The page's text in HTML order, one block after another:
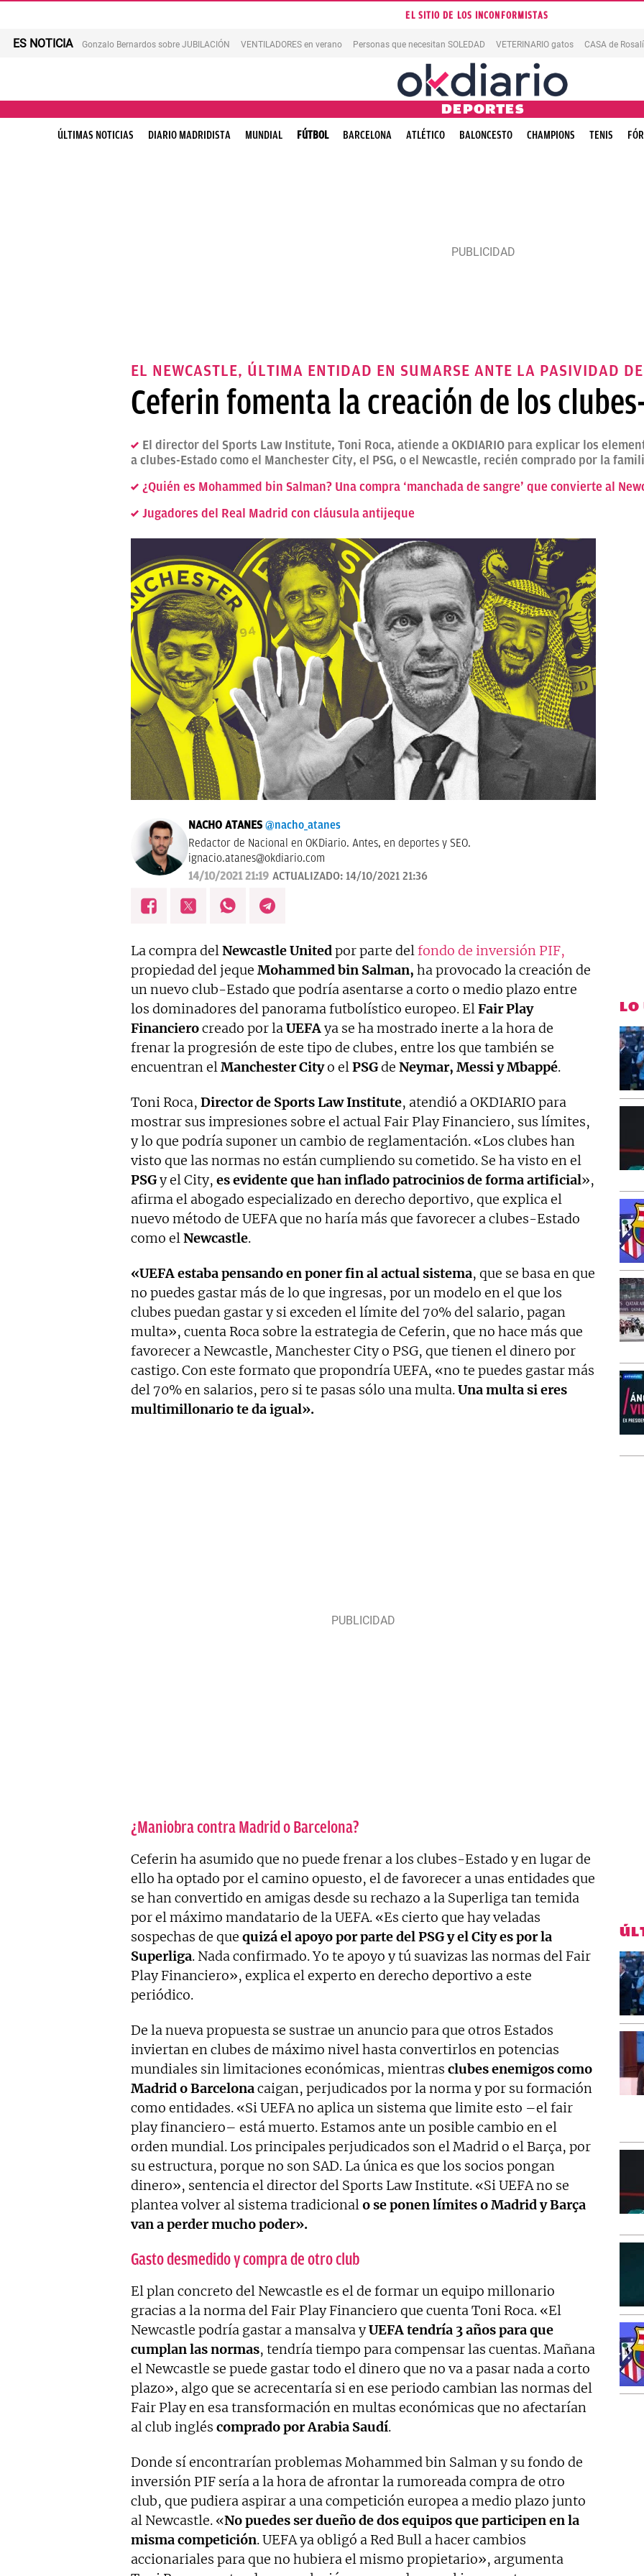
EL SITIO DE LOS INCONFORMISTAS
ES NOTICIA Gonzalo Bernardos sobre JUBILACIÓN VENTILADORES en verano Personas que necesitan SOLEDAD VETERINARIO gatos CASA de
DEPORTES
ÚLTIMAS NOTICIAS DIARIO MADRIDISTA MUNDIAL FÚTBOL BARCELONA ATLÉTICO BALONCESTO CHAMPIONS TENIS
EL NEWCASTLE, ÚLTIMA ENTIDAD EN SUMARSE ANTE LA PASIVIDAD
Ceferin fomenta la creación de los
El director del Sports Law Institute, Toni Roca, atiende a OKDIARIO para explicar los
a clubes-Estado como el Manchester City, el PSG, o el Newcastle, recién comprado por la
¿Quién es Mohammed bin Salman? Una compra ‘manchada de sangre’ que convierte al
Jugadores del Real Madrid con cláusula antijeque
NACHO ATANES @nacho_atanes
Redactor de Nacional en OKDiario. Antes, en deportes y SEO.
ignacio.atanes@okdiario.com
14/10/2021 21:19 ACTUALIZADO: 14/10/2021 21:36
La compra delNewcastle Unitedpor parte delfondo de inversión PIF,
propiedad del jeque Mohammed bin Salman, ha provocado la creación de
un nuevo club-Estado que podría asentarse a corto o medio plazo entre
los dominadores del panorama futbolístico europeo. ElFair Play
Financierocreado por laUEFAya se ha mostrado inerte a la hora de
frenar la progresión de este tipo de clubes, entre los que también se
encuentran elManchester Cityo elPSGde Neymar, Messi y Mbappé.
Toni Roca, Director de Sports Law Institute, atendió a OKDIARIO para
mostrar sus impresiones sobre el actual Fair Play Financiero, sus límites,
y lo que podría suponer un cambio de reglamentación. «Los clubes han
visto que las normas no están cumpliendo su cometido. Se ha visto en el
PSGy el City, es evidente que han inflado patrocinios de forma artificial»,
afirma el abogado especializado en derecho deportivo, que explica el
nuevo método de UEFA que no haría más que favorecer a clubes-Estado
como elNewcastle.
«UEFA estaba pensando en poner fin al actual sistema, que se basa en que
no puedes gastar más de lo que ingresas, por un modelo en el que los
clubes puedan gastar y si exceden el límite del 70% del salario, pagan
multa», cuenta Roca sobre la estrategia de Ceferin, que no hace más que
favorecer a Newcastle, Manchester City o PSG, que tienen el dinero por
castigo. Con este formato que propondría UEFA, «no te puedes gastar más
del 70% en salarios, pero si te pasas sólo una multa.Una multa si eres
multimillonario te da igual».
¿Maniobra contra Madrid o Barcelona?
Ceferin ha asumido que no puede frenar a los clubes-Estado y en lugar de
ello ha optado por el camino opuesto, el de favorecer a unas entidades que
se han convertido en amigas desde su rechazo a la Superliga tan temida
por el máximo mandatario de la UEFA. «Es cierto que hay veladas
sospechas de que quizá el apoyo por parte del PSG y el City es por la
Superliga. Nada confirmado. Yo te apoyo y tú suavizas las normas del Fair
Play Financiero», explica el experto en derecho deportivo a este
periódico.
De la nueva propuesta se sustrae un anuncio para que otros Estados
inviertan en clubes de máximo nivel hasta convertirlos en potencias
mundiales sin limitaciones económicas, mientras clubes enemigos como
Madrid o Barcelonacaigan, perjudicados por la norma y por su formación
como entidades. «Si UEFA no aplica un sistema que limite esto –el fair
play financiero– está muerto. Estamos ante un posible cambio en el
orden mundial. Los principales perjudicados son el Madrid o el Barça, por
su estructura, porque no son SAD. La única es que los socios pongan
dinero», sentencia el director del Sports Law Institute. «Si UEFA no se
plantea volver al sistema tradicionalo se ponen límites o Madrid y Barça
van a perder mucho poder».
Gasto desmedido y compra de otro club
El plan concreto del Newcastle es el de formar un equipo millonario
gracias a la norma del Fair Play Financiero que cuenta Toni Roca. «El
Newcastle podría gastar a mansalva yUEFA tendría 3 años para que
cumplan las normas, tendría tiempo para compensar las cuentas. Mañana
el Newcastle se puede gastar todo el dinero que no va a pasar nada a corto
plazo», algo que se acrecentaría si en ese periodo cambian las normas del
Fair Play en esa transformación en multas económicas que no afectarían
al club inglés comprado por Arabia Saudí.
Donde sí encontrarían problemas Mohammed bin Salman y su fondo de
inversión PIF sería a la hora de afrontar la rumoreada compra de otro
club, que pudiera aspirar a una competición europea a medio plazo junto
al Newcastle. «No puedes ser dueño de dos equipos que participen en la
misma competición. UEFA ya obligó a Red Bull a hacer cambios
accionariales para que no hubiera el mismo propietario», argumenta
LO